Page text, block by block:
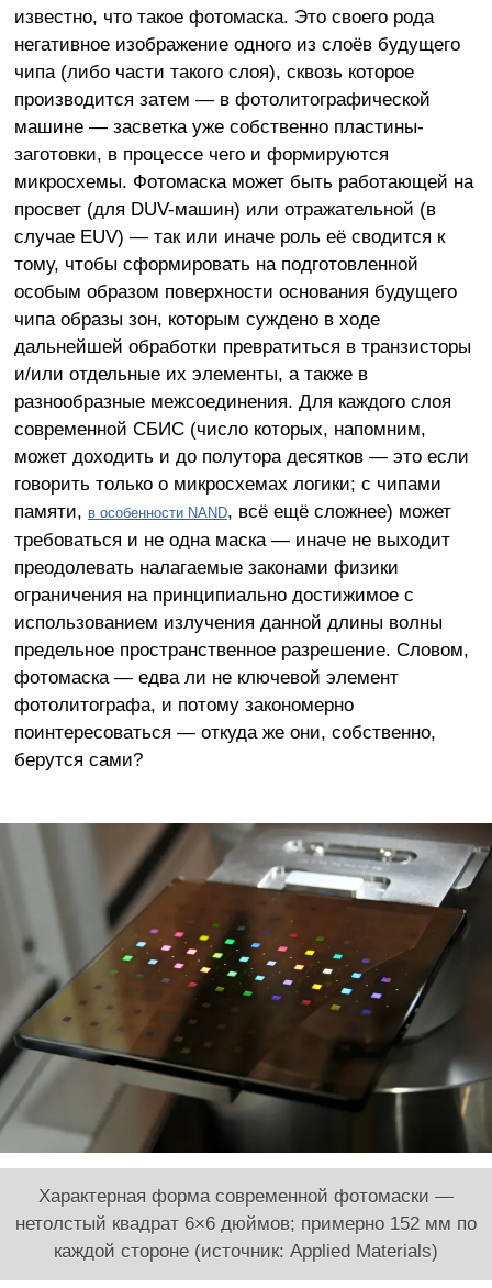
известно, что такое фотомаска. Это своего рода
негативное изображение одного из слоёв будущего
чипа (либо части такого слоя), сквозь которое
производится затем — в фотолитографической
машине — засветка уже собственно пластины-
заготовки, в процессе чего и формируются
микросхемы. Фотомаска может быть работающей на
просвет (для DUV-машин) или отражательной (в
случае EUV) — так или иначе роль её сводится к
тому, чтобы сформировать на подготовленной
особым образом поверхности основания будущего
чипа образы зон, которым суждено в ходе
дальнейшей обработки превратиться в транзисторы
и/или отдельные их элементы, а также в
разнообразные межсоединения. Для каждого слоя
современной СБИС (число которых, напомним,
может доходить и до полутора десятков — это если
говорить только о микросхемах логики; с чипами
памяти, в особенности NAND, всё ещё сложнее) может
требоваться и не одна маска — иначе не выходит
преодолевать налагаемые законами физики
ограничения на принципиально достижимое с
использованием излучения данной длины волны
предельное пространственное разрешение. Словом,
фотомаска — едва ли не ключевой элемент
фотолитографа, и потому закономерно
поинтересоваться — откуда же они, собственно,
берутся сами?
Характерная форма современной фотомаски —
нетолстый квадрат 6×6 дюймов; примерно 152 мм по
каждой стороне (источник: Applied Materials)